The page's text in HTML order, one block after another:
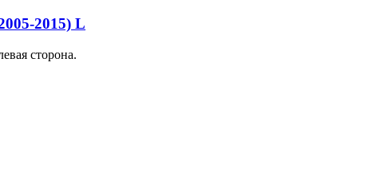
2015) L
сторона.